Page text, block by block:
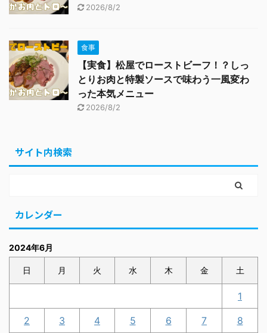
2026/8/2
食事
【実食】松屋でローストビーフ！？しっ
とりお肉と特製ソースで味わう一風変わ
った本気メニュー
2026/8/2
サイト内検索
カレンダー
2024年6月
日 月 火 水 木 金 土
1
2 3 4 5 6 7 8